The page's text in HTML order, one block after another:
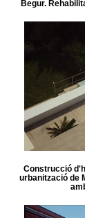
Begur.
Construcció
urbanització de